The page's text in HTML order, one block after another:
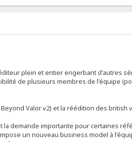
plein et entier engerbant d'autres
de plusieurs membres de l'équipe
Valor v2) et la réédition des british
la demande importante pour certaines
un nouveau business model à